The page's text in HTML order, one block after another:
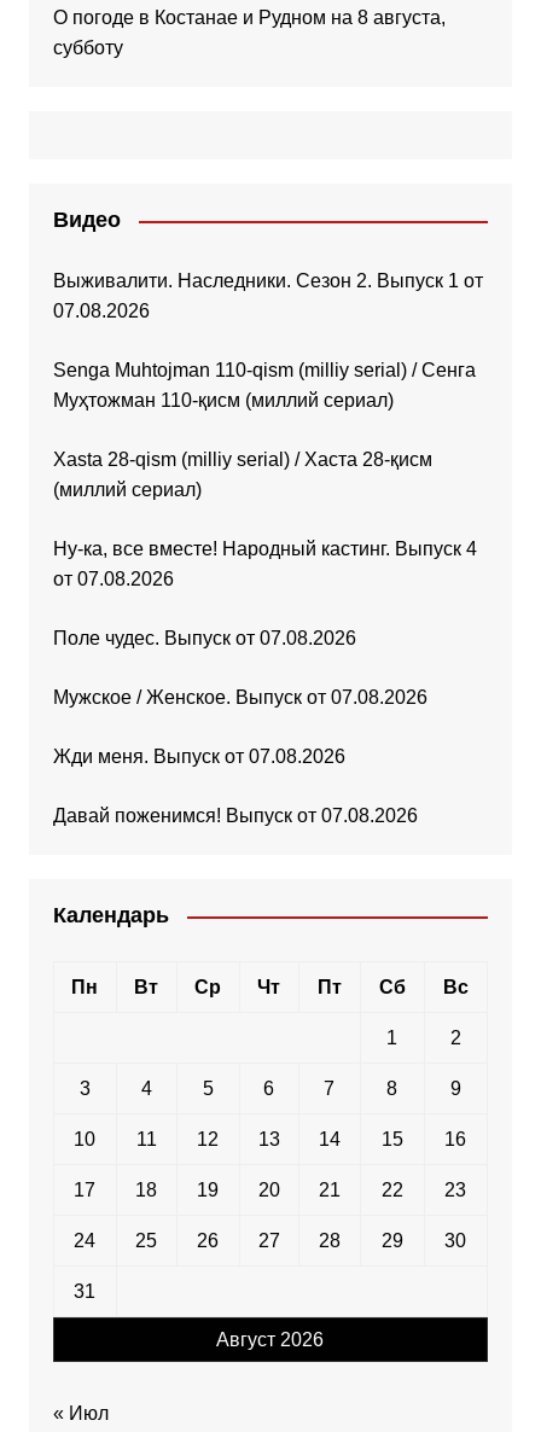
О погоде в Костанае и Рудном на 8 августа,
субботу
Видео
Выживалити. Наследники. Сезон 2. Выпуск 1 от
07.08.2026
Senga Muhtojman 110-qism (milliy serial) / Сенга
Муҳтожман 110-қисм (миллий сериал)
Xasta 28-qism (milliy serial) / Хаста 28-қисм
(миллий сериал)
Ну-ка, все вместе! Народный кастинг. Выпуск 4
от 07.08.2026
Поле чудес. Выпуск от 07.08.2026
Мужское / Женское. Выпуск от 07.08.2026
Жди меня. Выпуск от 07.08.2026
Давай поженимся! Выпуск от 07.08.2026
Календарь
Август 2026
Пн Вт Ср Чт Пт Сб Вс
1 2
3 4 5 6 7 8 9
10 11 12 13 14 15 16
17 18 19 20 21 22 23
24 25 26 27 28 29 30
31
« Июл